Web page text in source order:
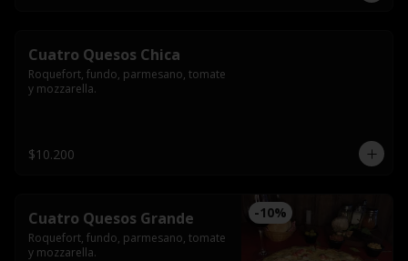
Cuatro Quesos Chica
Roquefort, fundo, parmesano, tomate
y mozzarella.
$10.200
-10%
Cuatro Quesos Grande
Roquefort, fundo, parmesano, tomate
y mozzarella.